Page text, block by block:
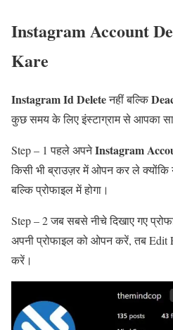
Instagram Account
Kare
Instagram Id Deleteनहीं बल्कि
कुछ समय के लिए इंस्टाग्राम से आपका
Step – 1 पहले अपनेInstagram
किसी भी ब्राउज़र में ओपन कर ले क्योंकि
बल्कि प्रोफाइल में होगा।
Step – 2 जब सबसे नीचे दिखाए गए
अपनी प्रोफाइल को ओपन करें, तब
करें।